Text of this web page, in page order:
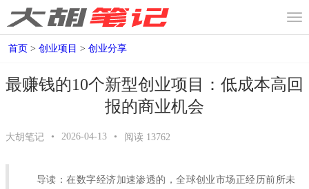
首页 > 创业项目 > 创业分享
最赚钱的10个新型创业项目：低成本高回
报的商业机会
大胡笔记 • 2026-04-13 • 阅读 13762
导读：在数字经济加速渗透的，全球创业市场正经历前所未